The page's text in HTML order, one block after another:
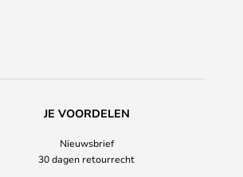
JE VOORDELEN
Nieuwsbrief
30 dagen retourrecht